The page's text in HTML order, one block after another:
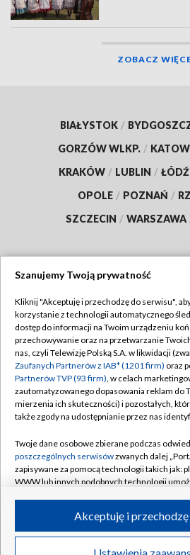
ZOBACZ
BIAŁYSTOK /
GORZÓW WLKP. /
KRAKÓW / LUBLIN / ŁÓDŹ
OPOLE / POZNAŃ /
SZCZECIN / WARSZAWA
TVP
Abonament TVP
Emisja w TVP
Centrum informacji TVP
Naziemna Telewizja Cyfrowa
Rada Programowa
System NOS
Informacje o nadawcy
Program dla prasy
Regulamin
Polityka
Moje
Pomoc
Kontakt
Kanały
©2026 Telewizja Polska
Szanujemy Twoją prywatność
Kliknij "Akceptuję i przechodzę do serwisu",
korzystanie z technologii automatycznego
dostęp do informacji na Twoim urządzeniu
przechowywanie oraz na przetwarzanie
nas, czyli Telewizję Polską S.A. w likwidacji
Zaufanych Partnerów z IAB* (1201 firm) oraz
Partnerów TVP (93 firm), w celach
zautomatyzowanego dopasowania reklam do
mierzenia ich skuteczności) i pozostałych,
także zgody na udostępnianie przez nas
Twoje dane osobowe zbierane podczas
poszczególnych serwisówzwanych dalej
zapisywane za pomocą technologii takich jak:
WWW lub innych podobnych technologii
ruchu w Internecie.
Twoje dane osobowe zbierane podczas
Akceptuję i